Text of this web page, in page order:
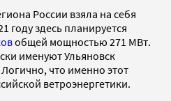
России взяла на себя
году здесь планируется
общей мощностью 271 МВт.
именуют Ульяновск
что именно этот
ветроэнергетики.